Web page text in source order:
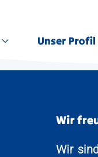
Unser Profil
Wir
Wir